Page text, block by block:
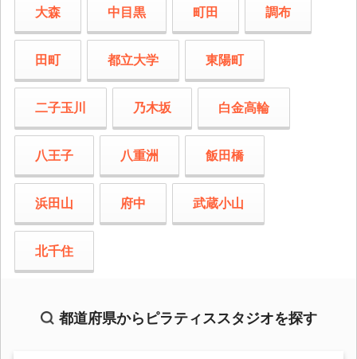
大森 中目黒 町田 調布
田町 都立大学 東陽町
二子玉川 乃木坂 白金高輪
八王子 八重洲 飯田橋
浜田山 府中 武蔵小山
北千住
都道府県からピラティススタジオを探す